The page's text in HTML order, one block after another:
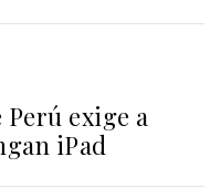
exige a
iPad